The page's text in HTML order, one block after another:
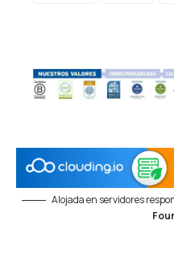
Alojada en servidores